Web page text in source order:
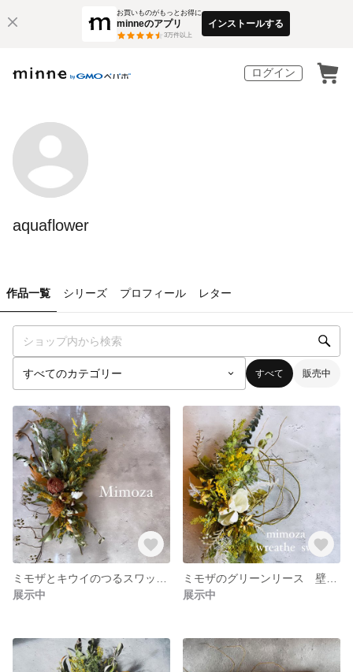
お買いものがもっとお得に
minneのアプリ
3万件以上
インストールする
ログイン
aquaflower
作品一覧 シリーズ プロフィール レター
すべて 販売中
展示中
展示中